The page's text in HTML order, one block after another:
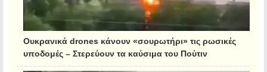
Ουκρανικά drones κάνουν «σουρωτήρι» τις ρωσικές
υποδομές – Στερεύουν τα καύσιμα του Πούτιν